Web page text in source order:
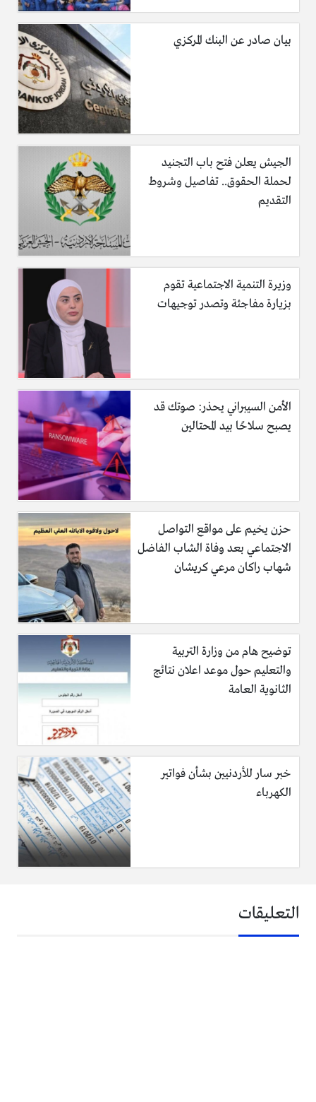
بيان صادر عن البنك المركزي
الجيش يعلن فتح باب التجنيد
لحملة الحقوق.. تفاصيل وشروط
التقديم
وزيرة التنمية الاجتماعية تقوم
بزيارة مفاجئة وتصدر توجيهات
الأمن السيبراني يحذر: صوتك قد
يصبح سلاحًا بيد المحتالين
حزن يخيم على مواقع التواصل
الاجتماعي بعد وفاة الشاب الفاضل
شهاب راكان مرعي كريشان
توضيح هام من وزارة التربية
والتعليم حول موعد اعلان نتائج
الثانوية العامة
خبر سار للأردنيين بشأن فواتير
الكهرباء
التعليقات